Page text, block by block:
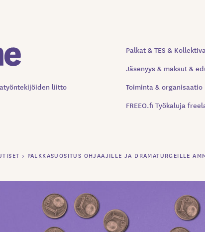
liitto
Palkat & TES &
Jäsenyys & maksut &
Toiminta & organisaatio
FREEO.fi Työkaluja
> PALKKASUOSITUS OHJAAJILLE JA DRAMATURGEILLE